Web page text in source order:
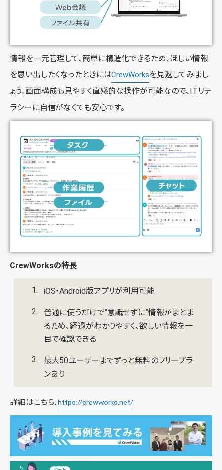
情報を一元管理して、簡単に構造化できるため、ほしい情報
を思い出したくなったときにはCrewWorksを見返してみまし
ょう。画面構成も見やすく直感的な操作が可能なので、ITリテ
ラシーに自信がなくても安心です。
CrewWorksの特長
iOS・Android版アプリが利用可能
普通に使うだけで“意識せずに”情報がまとま
るため、経過がわかりやすく、欲しい情報を一
目で確認できる
最大50ユーザーまでずっと無料のフリープラ
ンあり
詳細はこちら: https://crewworks.net/